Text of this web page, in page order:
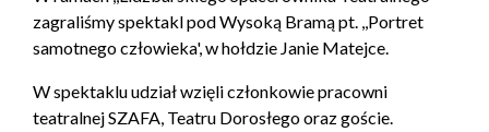
zagraliśmy spektakl pod Wysoką Bramą pt. ,,Portret
samotnego człowieka', w hołdzie Janie Matejce.
W spektaklu udział wzięli członkowie pracowni
teatralnej SZAFA, Teatru Dorosłego oraz goście.